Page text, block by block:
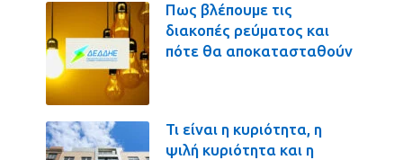
Πως βλέπουμε τις
διακοπές ρεύματος και
πότε θα αποκατασταθούν
Τι είναι η κυριότητα, η
ψιλή κυριότητα και η